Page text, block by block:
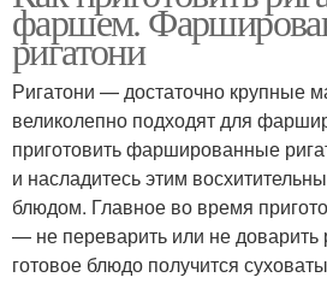
фаршем.
ригатони
Ригатони — достаточно крупные
великолепно подходят для
приготовить фаршированные
и насладитесь этим
блюдом. Главное во время
— не переварить или не доварить
готовое блюдо получится